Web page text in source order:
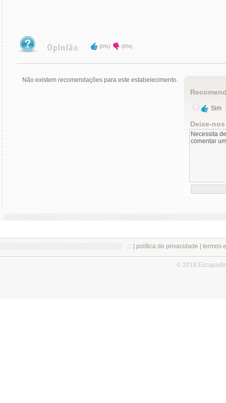
(0%) (0%)
Não existem recomendações para este estabelecimento.
Sim
Deixe-
.:: | política de privacidade termos
© 2018